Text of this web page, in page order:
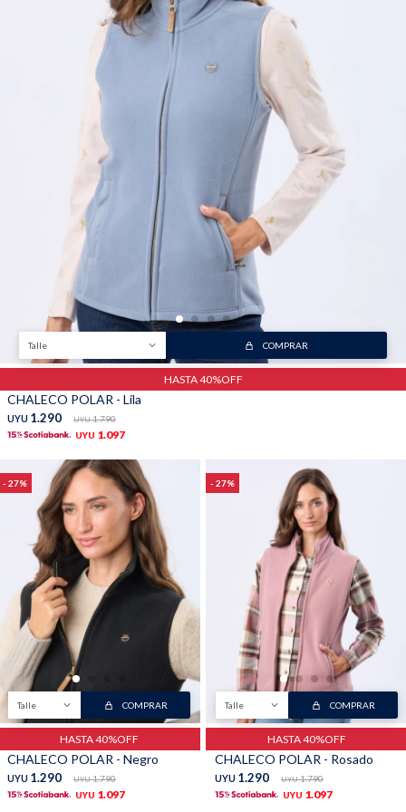
Talle COMPRAR
HASTA 40%OFF
CHALECO POLAR - Lila
UYU 1.290 UYU 1.790
UYU 1.097
27
Talle COMPRAR
HASTA 40%OFF
CHALECO POLAR - Negro
UYU 1.290 UYU 1.790
UYU 1.097
27
Talle COMPRAR
HASTA 40%OFF
CHALECO POLAR - Rosado
UYU 1.290 UYU 1.790
UYU 1.097
Trabaja con nosotros